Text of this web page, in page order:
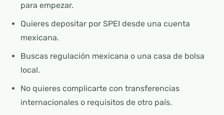
para empezar.
Quieres depositar por SPEI desde una cuenta
mexicana.
Buscas regulación mexicana o una casa de bolsa
local.
No quieres complicarte con transferencias
internacionales o requisitos de otro país.